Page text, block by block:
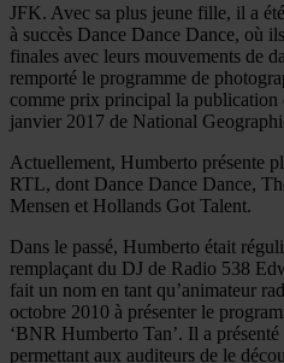
JFK. Avec sa plus jeune fille, il a
à succès Dance Dance Dance, où
finales avec leurs mouvements de
remporté le programme de
comme prix principal la publication
janvier 2017 de National
Actuellement, Humberto présente
RTL, dont Dance Dance Dance,
Mensen et Hollands Got Talent.
Dans le passé, Humberto était
remplaçant du DJ de Radio 538
fait un nom en tant qu’animateur
octobre 2010 à présenter le
‘BNR Humberto Tan’. Il a
permettant aux auditeurs de le